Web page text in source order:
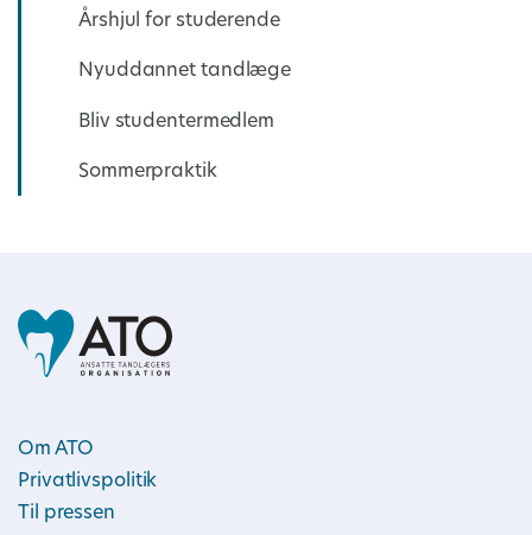
Årshjul for studerende
Nyuddannet tandlæge
Bliv studentermedlem
Sommerpraktik
Om ATO
Privatlivspolitik
Til pressen